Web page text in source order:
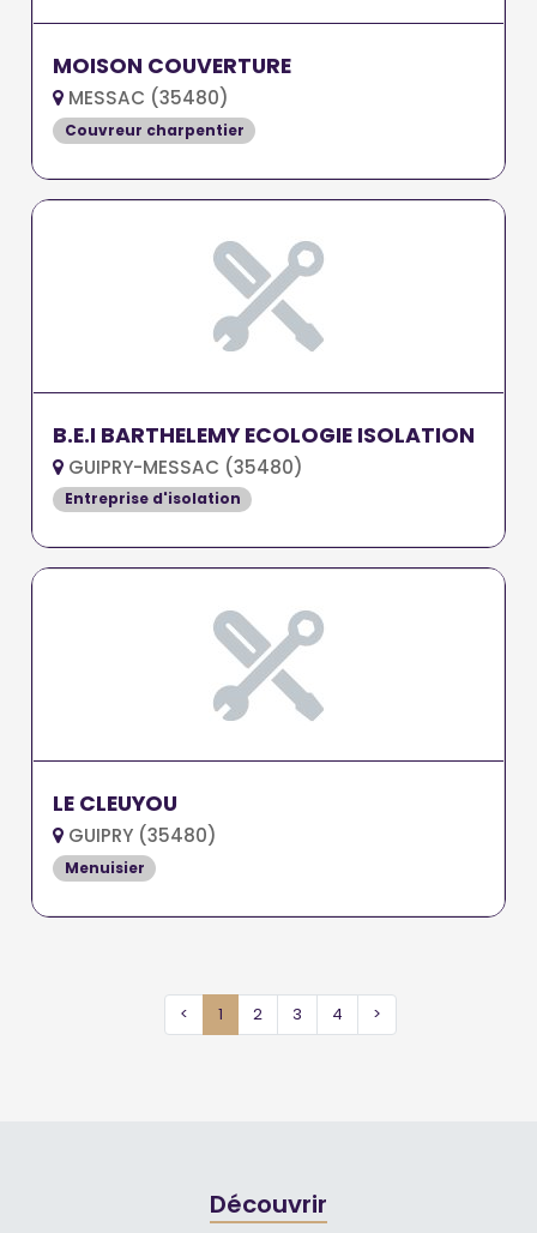
MOISON COUVERTURE
MESSAC (35480)
Couvreur charpentier
B.E.I BARTHELEMY ECOLOGIE ISOLATION
GUIPRY-MESSAC (35480)
Entreprise d'isolation
LE CLEUYOU
GUIPRY (35480)
Menuisier
< 1 2 3 4 >
Découvrir